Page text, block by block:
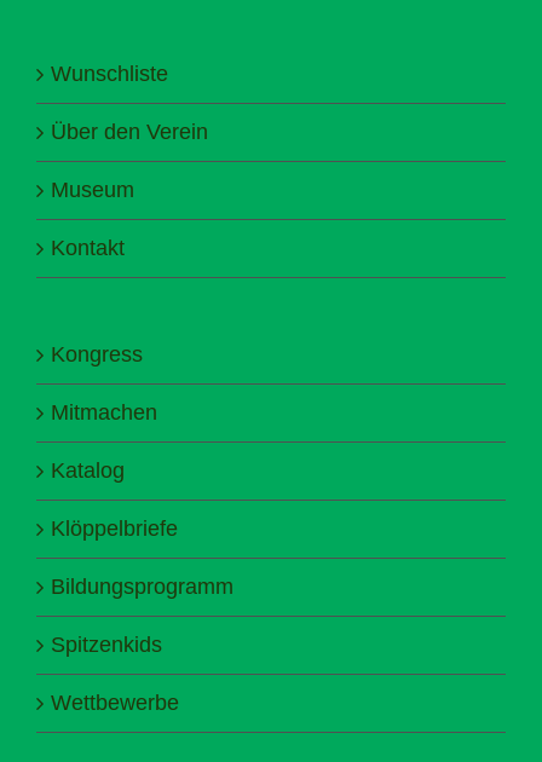
Wunschliste
Über den Verein
Museum
Kontakt
Kongress
Mitmachen
Katalog
Klöppelbriefe
Bildungsprogramm
Spitzenkids
Wettbewerbe